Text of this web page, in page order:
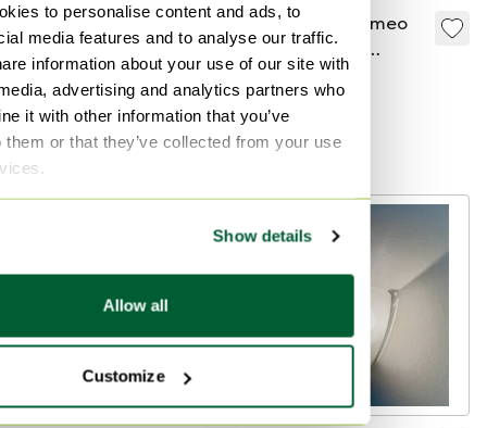
to personalise content and ads, to
media features and to analyse our traffic.
information about your use of our site with
advertising and analytics partners who
it with other information that you’ve
them or that they’ve collected from your use
Show details
Allow all
Customize
Artemide Buco
165 €
Bieten ab 150 €
Kuratiert
Artemide Tolomeo
Wandleuchte
schwarz
185 €
Bieten ab 165 €
Kuratiert